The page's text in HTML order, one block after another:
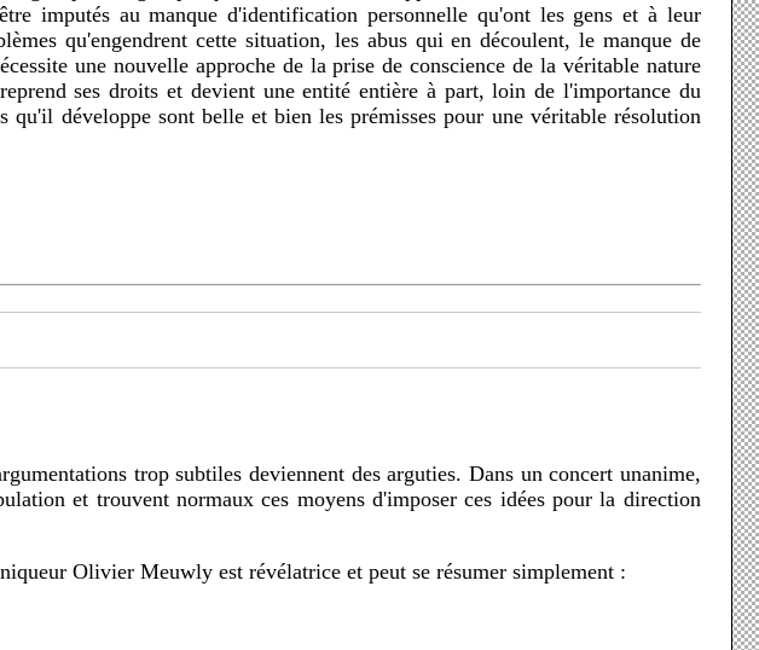
imputés au manque d'identification personnelle qu'ont les gens et à leur
qu'engendrent cette situation, les abus qui en découlent, le manque de
une nouvelle approche de la prise de conscience de la véritable nature
ses droits et devient une entité entière à part, loin de l'importance du
qu'il développe sont belle et bien les prémisses pour une véritable résolution
et trouvent normaux ces moyens d'imposer ces idées pour la direction
Olivier Meuwly est révélatrice et peut se résumer simplement :